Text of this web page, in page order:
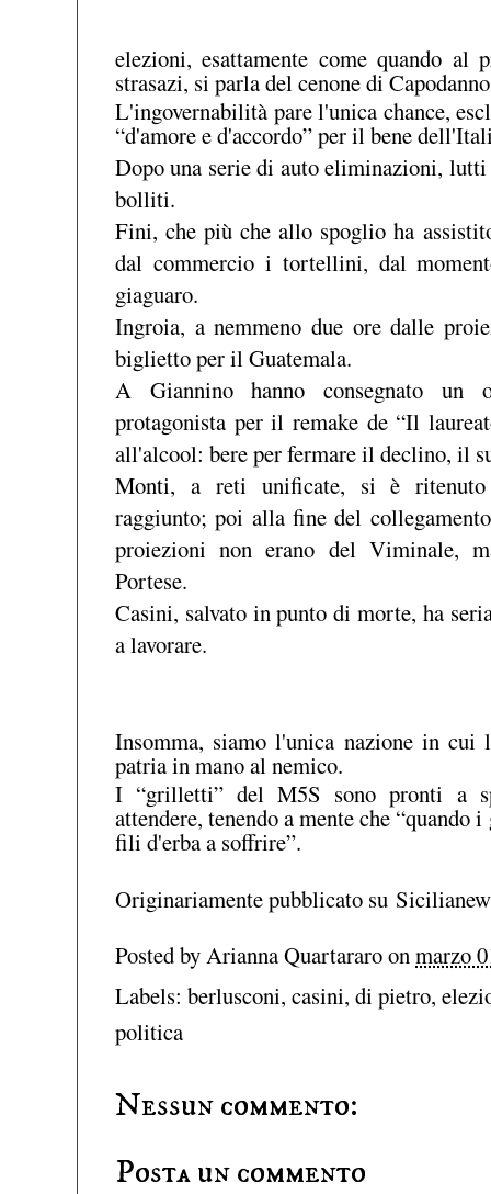
elezioni, esattamente come quando al
strasazi, si parla del cenone di
L'ingovernabilità pare l'unica chance,
“d'amore e d'accordo” per il bene
Dopo una serie di auto eliminazioni,
bolliti.
Fini, che più che allo spoglio ha
dal commercio i tortellini, dal
giaguaro.
Ingroia, a nemmeno due ore dalle
biglietto per il Guatemala.
A Giannino hanno consegnato un
protagonista per il remake de “Il
all'alcool: bere per fermare il declino, il
Monti, a reti unificate, si è ritenuto
raggiunto; poi alla fine del
proiezioni non erano del Viminale,
Portese.
Casini, salvato in punto di morte, ha
a lavorare.
Insomma, siamo l'unica nazione in cui
patria in mano al nemico.
I “grilletti” del M5S sono pronti a
attendere, tenendo a mente che
fili d'erba a soffrire”.
Originariamente pubblicato su
Posted byArianna Quartararoonmarzo
Labels: berlusconi, casini, di pietro,
politica
Nessun commento:
Posta un commento